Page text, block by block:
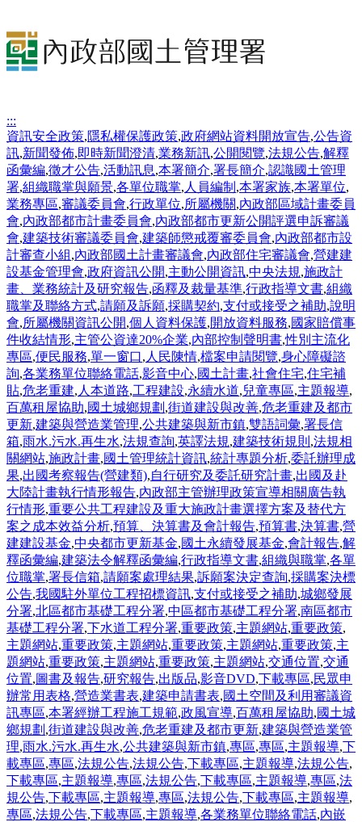
:::
資訊安全政策,隱私權保護政策,政府網站資料開放宣告,公告資
訊,新聞發佈,即時新聞澄清,業務新訊,公開閱覽,法規公告,解釋
函彙編,徵才公告,活動訊息,本署簡介,署長簡介,認識國土管理
署,組織職掌與願景,各單位職掌, 人員編制 ,本署家族,本署單位,
業務專區,審議委員會,行政單位,所屬機關,內政部區域計畫委員
會,內政部都市計畫委員會,內政部都市更新公開評選申訴審議
會,建築技術審議委員會,建築師懲戒覆審委員會,內政部都市設
計審查小組,內政部國土計畫審議會,內政部住宅審議會,營建建
設基金管理會,政府資訊公開,主動公開資訊,中央法規,施政計
畫、業務統計及研究報告,函釋及裁量基準,行政指導文書,組織
職掌及聯絡方式,請願及訴願,採購契約,支付或接受之補助,說明
會,所屬機關資訊公開,個人資料保護,開放資料服務,國家賠償事
件收結情形,主管公資達20%企業,內部控制聲明書,性別主流化
專區,便民服務,單一窗口, 人民陳情,檔案申請閱覽,身心障礙諮
詢,各業務單位聯絡電話,影音中心,國土計畫,社會住宅,住宅補
貼,危老重建, 人本道路,工程建設,永續水道,兒童專區,主題報導,
百萬租屋協助,國土城鄉規劃 ,街道建設與改善,危老重建及都市
更新,建築與營造業管理,公共建築與新市鎮,雙語詞彙,署長信
箱,雨水.污水.再生水,法規查詢,英譯法規,建築技術規則 ,法規相
關網站,施政計畫,國土管理統計資訊,統計專題分析,委託辦理成
果,出國考察報告(營建類),自行研究及委託研究計畫,出國及赴
大陸計畫執行情形報告,內政部主管辦理政策宣導相關廣告執
行情形,重要公共工程建設及重大施政計畫選擇方案及替代方
案之成本效益分析,預算、決算書及會計報告,預算書,決算書,營
建建設基金,中央都市更新基金,國土永續發展基金,會計報告,解
釋函彙編,建築法令解釋函彙編,行政指導文書,組織與職掌,各單
位職掌,署長信箱,請願案處理結果,訴願案決定查詢,採購案決標
公告,我國駐外單位工程招標資訊,支付或接受之補助,城鄉發展
分署,北區都市基礎工程分署,中區都市基礎工程分署,南區都市
基礎工程分署,下水道工程分署,重要政策,主題網站,重要政策,
主題網站,重要政策,主題網站,重要政策,主題網站,重要政策,主
題網站,重要政策,主題網站,重要政策,主題網站,交通位置,交通
位置,圖書及報告,研究報告,出版品,影音DVD,下載專區,民眾申
辦常用表格,營造業書表,建築申請書表,國土空間及利用審議資
訊專區,本署經辦工程施工規範,政風宣導,百萬租屋協助,國土城
鄉規劃 ,街道建設與改善,危老重建及都市更新,建築與營造業管
理,雨水.污水.再生水,公共建築與新市鎮,專區,專區,主題報導,下
載專區,專區,法規公告,法規公告,下載專區,主題報導,法規公告,
下載專區,主題報導,專區,法規公告,下載專區,主題報導,專區,法
規公告,下載專區,主題報導,專區,法規公告,下載專區,主題報導,
專區,法規公告,下載專區,主題報導,各業務單位聯絡電話,內嵌